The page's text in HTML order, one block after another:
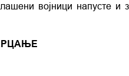
војници напусте и